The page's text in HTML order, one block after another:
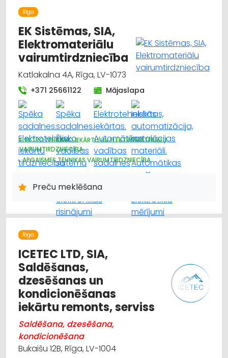
MUITA
Rīga
EK Sistēmas, SIA,
Elektromateriālu
vairumtirdzniecība
Katlakalna 4A, Rīga, LV-1073
+371 25661122 Mājaslapa
ELEKTROTEHNISKO IEKĀRTU UN ELEKTROMATERIĀLU
VAIRUMTIRDZNIECĪBA
APGAISMES TEHNIKAS VAIRUMTIRDZNIECĪBA
TIRDZNIECĪBA
APGAISMES TEHNIKAS TIRDZNIECĪBA
Preču meklēšana
Rīga
ICETEC LTD, SIA,
Saldēšanas,
dzesēšanas un
kondicionēšanas
iekārtu remonts, serviss
Saldēšana, dzesēšana,
kondicionēšana
Bukaišu 12B, Rīga, LV-1004